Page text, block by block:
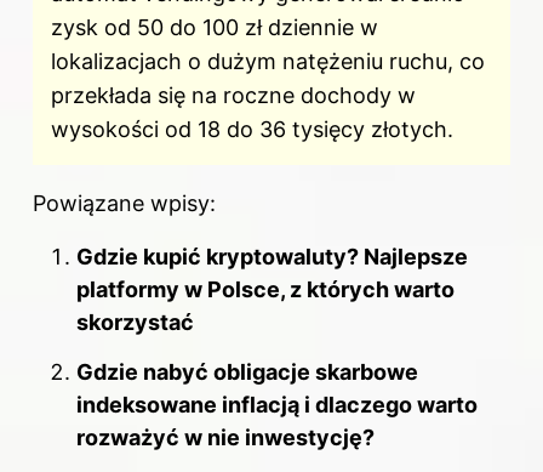
zysk od 50 do 100 zł dziennie w
lokalizacjach o dużym natężeniu ruchu, co
przekłada się na roczne dochody w
wysokości od 18 do 36 tysięcy złotych.
Powiązane wpisy:
Gdzie kupić kryptowaluty? Najlepsze
platformy w Polsce, z których warto
skorzystać
Gdzie nabyć obligacje skarbowe
indeksowane inflacją i dlaczego warto
rozważyć w nie inwestycję?